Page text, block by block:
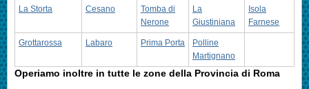
La Storta Cesano
Tomba di
Nerone
La
Giustiniana
Isola
Farnese
Grottarossa Labaro Prima Porta
Polline
Martignano
Operiamo inoltre in tutte le zone della Provincia di Roma